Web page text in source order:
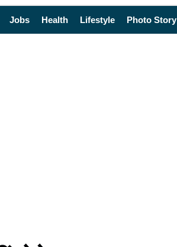
Jobs Health Lifestyle Photo Story